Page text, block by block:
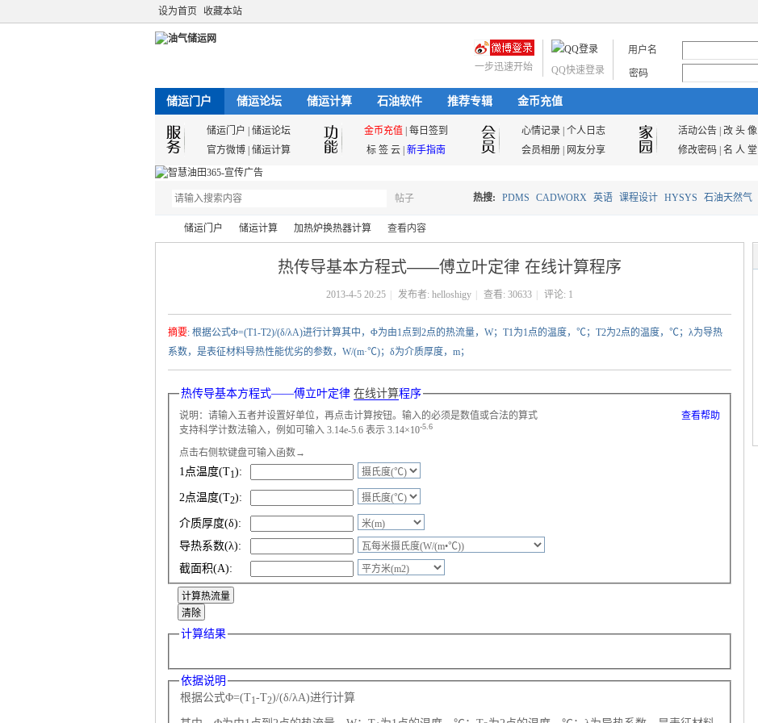
设为首页 收藏本站
用户名
密码
QQ快速登录
一步迅速开始
储运门户 储运论坛 储运计算 石油软件 推荐专辑 金币充值
储运门户 储运论坛 金币充值 每日签到 心情记录 个人日志 活动公告| 改 头 像
官方微博 储运计算 标 签 云 新手指南 会员相册 网友分享 修改密码| 名 人 堂
帖子
索
热搜: PDMS CADWORX 英语 课程设计 HYSYS 石油天然气
储运门户 储运计算 加热炉换热器计算
›
查看内容
热传导基本方程式——傅立叶定律 在线计算程序
2013-4-5 20:25 发布者: helloshigy 查看: 30633 评论: 1
摘要: 根据公式Φ=(T1-T2)/(δ/λA)进行计算其中，Φ为由1点到2点的热流量，W；T1为1点的温度，℃；T2为2点的温度，℃；λ为导热
系数，是表征材料导热性能优劣的参数，W/(m·℃)；δ为介质厚度，m；
热传导基本方程式——傅立叶定律 在线计算程序
说明：请输入五者并设置好单位，再点击计算按钮。输入的必须是数值或合法的算式
支持科学计数法输入，例如可输入 3.14e-5.6 表示 3.14×10-5.6
点击右侧软键盘可输入函数→
查看帮助
1点温度(T1):
2点温度(T2):
介质厚度(δ):
导热系数(λ):
截面积(A):
计算结果
依据说明
根据公式Φ=(T1-T2)/(δ/λA)进行计算